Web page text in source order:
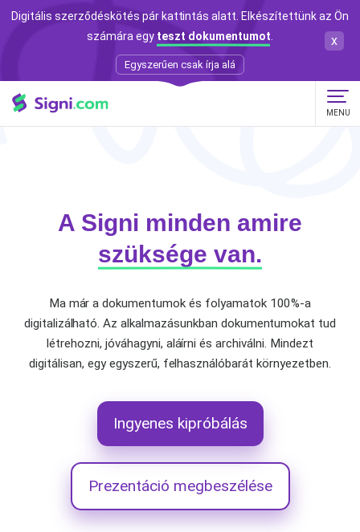
Digitális szerződéskötés pár kattintás alatt. Elkészítettünk az Ön
számára egy teszt dokumentumot
Egyszerűen csak írja alá
x
MENU
A Signi minden amire
szüksége van.
Ma már a dokumentumok és folyamatok 100%-a
digitalizálható. Az alkalmazásunkban dokumentumokat tud
létrehozni, jóváhagyni, aláírni és archiválni. Mindezt
digitálisan, egy egyszerű, felhasználóbarát környezetben.
Ingyenes kipróbálás
Prezentáció megbeszélése